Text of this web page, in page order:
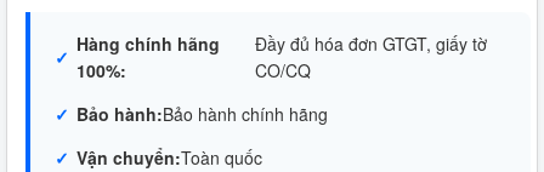
Hàng chính hãng
100%:
Đầy đủ hóa đơn GTGT, giấy tờ
CO/CQ
Bảo hành:Bảo hành chính hãng
Vận chuyển:Toàn quốc